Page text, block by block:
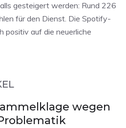
gesteigert werden: Rund 226
für den Dienst. Die Spotify-
positiv auf die neuerliche
wegen